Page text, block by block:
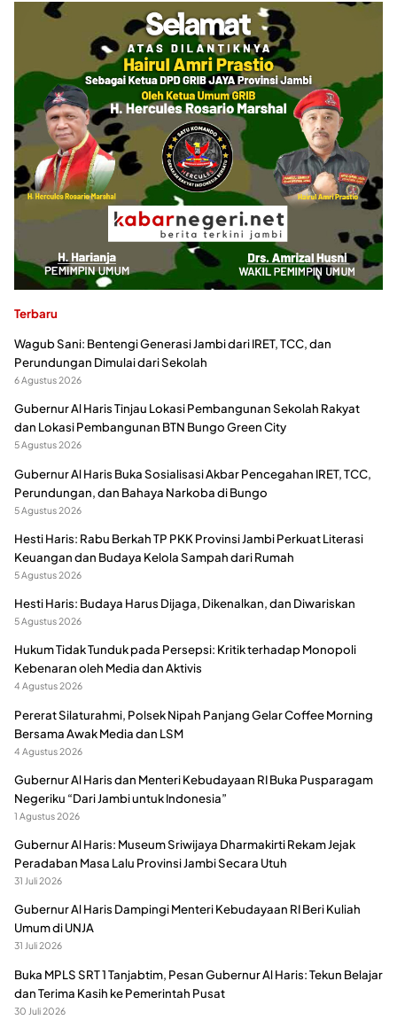
Terbaru
Wagub Sani: Bentengi Generasi Jambi dari IRET, TCC, dan
Perundungan Dimulai dari Sekolah
6 Agustus 2026
Gubernur Al Haris Tinjau Lokasi Pembangunan Sekolah Rakyat
dan Lokasi Pembangunan BTN Bungo Green City
5 Agustus 2026
Gubernur Al Haris Buka Sosialisasi Akbar Pencegahan IRET, TCC,
Perundungan, dan Bahaya Narkoba di Bungo
5 Agustus 2026
Hesti Haris: Rabu Berkah TP PKK Provinsi Jambi Perkuat Literasi
Keuangan dan Budaya Kelola Sampah dari Rumah
5 Agustus 2026
Hesti Haris: Budaya Harus Dijaga, Dikenalkan, dan Diwariskan
5 Agustus 2026
Hukum Tidak Tunduk pada Persepsi: Kritik terhadap Monopoli
Kebenaran oleh Media dan Aktivis
4 Agustus 2026
Pererat Silaturahmi, Polsek Nipah Panjang Gelar Coffee Morning
Bersama Awak Media dan LSM
4 Agustus 2026
Gubernur Al Haris dan Menteri Kebudayaan RI Buka Pusparagam
Negeriku “Dari Jambi untuk Indonesia”
1 Agustus 2026
Gubernur Al Haris: Museum Sriwijaya Dharmakirti Rekam Jejak
Peradaban Masa Lalu Provinsi Jambi Secara Utuh
31 Juli 2026
Gubernur Al Haris Dampingi Menteri Kebudayaan RI Beri Kuliah
Umum di UNJA
31 Juli 2026
Buka MPLS SRT 1 Tanjabtim, Pesan Gubernur Al Haris: Tekun Belajar
dan Terima Kasih ke Pemerintah Pusat
30 Juli 2026